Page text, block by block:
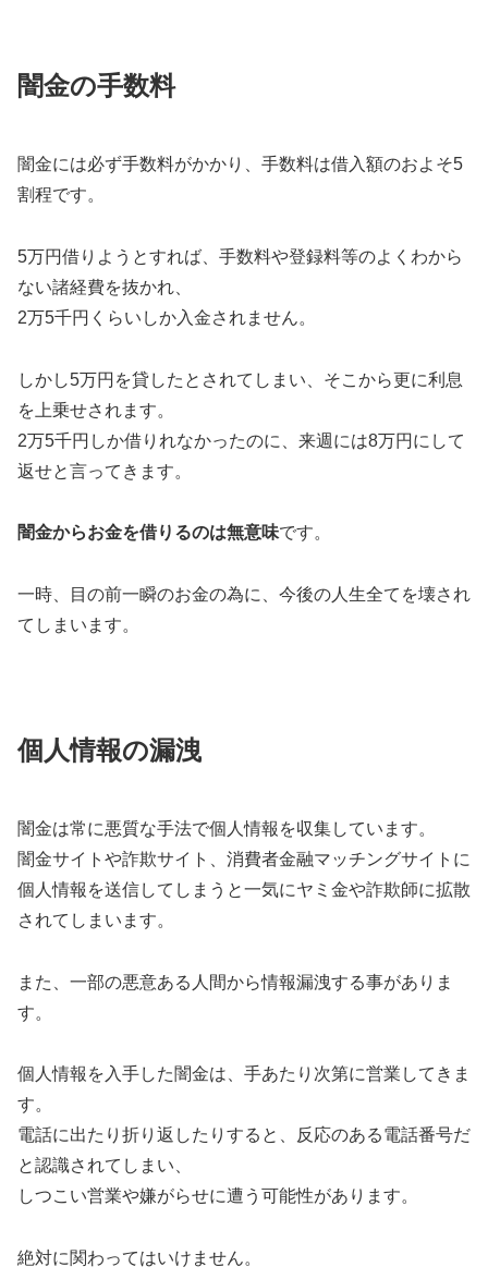
闇金の手数料
闇金には必ず手数料がかかり、手数料は借入額のおよそ5
割程です。
5万円借りようとすれば、手数料や登録料等のよくわから
ない諸経費を抜かれ、
2万5千円くらいしか入金されません。
しかし5万円を貸したとされてしまい、そこから更に利息
を上乗せされます。
2万5千円しか借りれなかったのに、来週には8万円にして
返せと言ってきます。
闇金からお金を借りるのは無意味です。
一時、目の前一瞬のお金の為に、今後の人生全てを壊され
てしまいます。
個人情報の漏洩
闇金は常に悪質な手法で個人情報を収集しています。
闇金サイトや詐欺サイト、消費者金融マッチングサイトに
個人情報を送信してしまうと一気にヤミ金や詐欺師に拡散
されてしまいます。
また、一部の悪意ある人間から情報漏洩する事がありま
す。
個人情報を入手した闇金は、手あたり次第に営業してきま
す。
電話に出たり折り返したりすると、反応のある電話番号だ
と認識されてしまい、
しつこい営業や嫌がらせに遭う可能性があります。
絶対に関わってはいけません。